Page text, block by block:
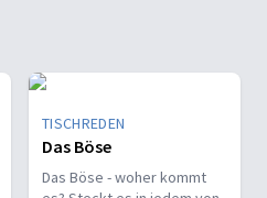
TISCHREDEN
Das Böse
Das Böse - woher kommt